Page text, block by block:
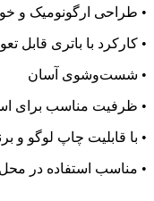
• طراحی ارگونومیک
• کارکرد با باتری قابل
• شست‌وشوی آسان
• ظرفیت مناسب برای
• با قابلیت چاپ لوگو و
• مناسب استفاده در